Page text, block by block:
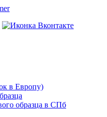
в Европу)
образца в СПб